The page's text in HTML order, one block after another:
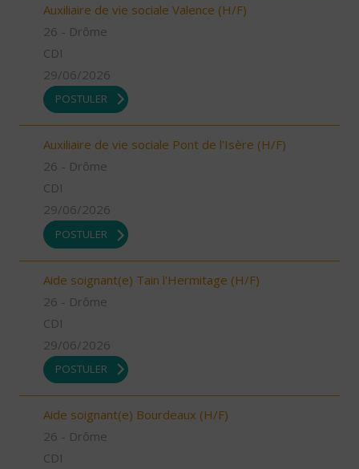
Auxiliaire de vie sociale Valence (H/F)
26 - Drôme
CDI
29/06/2026
POSTULER
Auxiliaire de vie sociale Pont de l'Isère (H/F)
26 - Drôme
CDI
29/06/2026
POSTULER
Aide soignant(e) Tain l'Hermitage (H/F)
26 - Drôme
CDI
29/06/2026
POSTULER
Aide soignant(e) Bourdeaux (H/F)
26 - Drôme
CDI